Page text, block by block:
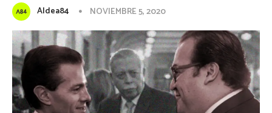
Aldea84 NOVIEMBRE 5, 2020